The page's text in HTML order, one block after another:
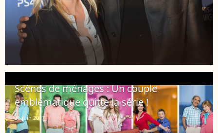
Scènes de ménages : Un couple
emblématique quitte la série !
26 juin 2017